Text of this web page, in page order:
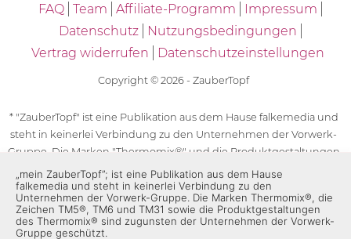
FAQ Team Affiliate-Programm
Impressum
Datenschutz
Nutzungsbedingungen
Vertrag widerrufen
Datenschutzeinstellungen
Copyright © 2026 - ZauberTopf
* "ZauberTopf" ist eine Publikation aus dem Hause falkemedia und
steht in keinerlei Verbindung zu den Unternehmen der Vorwerk-
Gruppe. Die Marken "Thermomix®" und die Produktgestaltungen
des "Thermomix®" sind eingetragene Marken der Unternehmen
der Vorwerk-Gruppe. Die Marken Thermomix®, die Zeichen TM5®,
TM6 und TM31 sowie die Produktgestaltungen des Thermomix®
sind zugunsten der Unternehmen der Vorwerk-Gruppe
„mein ZauberTopf”; ist eine Publikation aus dem Hause
falkemedia und steht in keinerlei Verbindung zu den
Unternehmen der Vorwerk-Gruppe. Die Marken Thermomix®, die
Zeichen TM5®, TM6 und TM31 sowie die Produktgestaltungen
des Thermomix® sind zugunsten der Unternehmen der Vorwerk-
Gruppe geschützt.